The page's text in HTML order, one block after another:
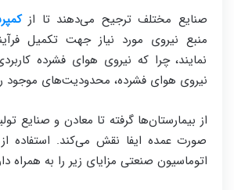
صنایع مختلف ترجیح می‌دهند تا از
منبع نیروی مورد نیاز جهت تکمیل
نمایند، چرا که نیروی هوای فشرده
نیروی هوای فشرده، محدودیت‌های
از بیمارستان‌ها گرفته تا معادن و صنایع
صورت عمده ایفا نقش می‌کند. استفاده
اتوماسیون صنعتی مزایای زیر را به همراه